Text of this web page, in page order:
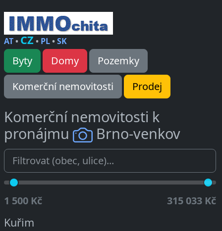
AT• CZ • PL•SK
Byty Domy
Pozemky
Komerční nemovitosti
Prodej
Komerční nemovitosti k
pronájmu
Brno-venkov
1 500 Kč 315 033 Kč
Kuřim